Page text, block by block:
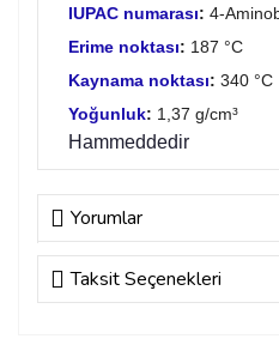
IUPAC numarası: 4-
Erime noktası: 187 °C
Kaynama noktası: 340 °C
Yoğunluk: 1,37 g/cm³
Hammeddedir
Yorumlar
Bu ürüne ilk
Taksit Seçenekleri